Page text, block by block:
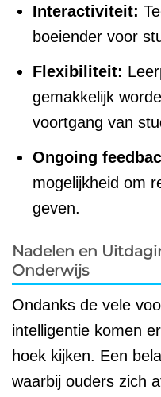
Interactiviteit:
boeiender voor
Flexibiliteit:
gemakkelijk
voortgang van
Ongoing
mogelijkheid om
geven.
Nadelen en
Onderwijs
Ondanks de vele
intelligentie komen
hoek kijken. Een
waarbij ouders zich